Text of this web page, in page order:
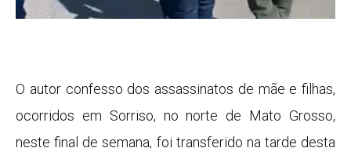
O autor confesso dos assassinatos de mãe e filhas,
ocorridos em Sorriso, no norte de Mato Grosso,
neste final de semana, foi transferido na tarde desta